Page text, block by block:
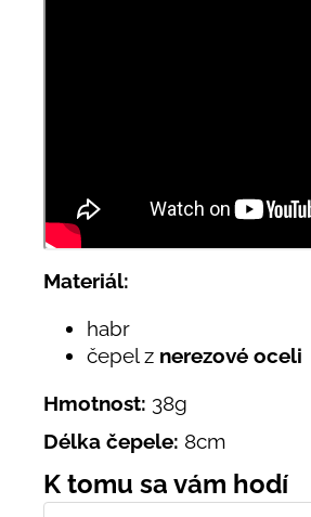
Materiál:
habr
čepel z nerezové oceli
Hmotnost: 38g
Délka čepele: 8cm